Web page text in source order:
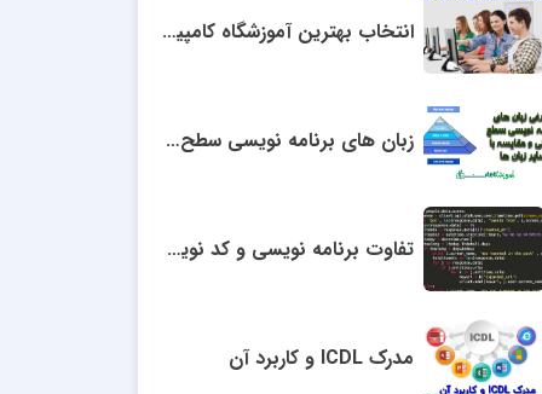
انتخاب بهترین آموزشگاه کامپیوتر
زبان های برنامه نویسی سطح میانی
تفاوت برنامه نویسی و کد نویسی
مدرک ICDL و کاربرد آن